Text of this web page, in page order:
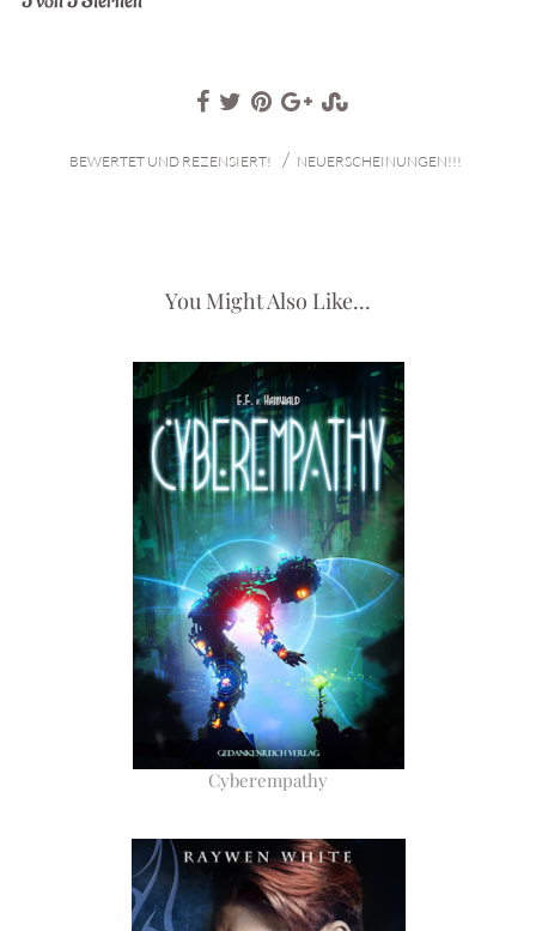
BEWERTET UND REZENSIERT! / NEUERSCHEINUNGEN!!!
You Might Also Like...
Cyberempathy